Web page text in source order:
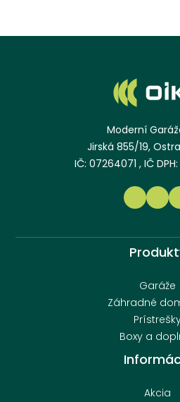
Moderní
Jirská 855/19,
IČ: 07264071 , IČ
Garáže
Záhradné
Boxy a
Akcia